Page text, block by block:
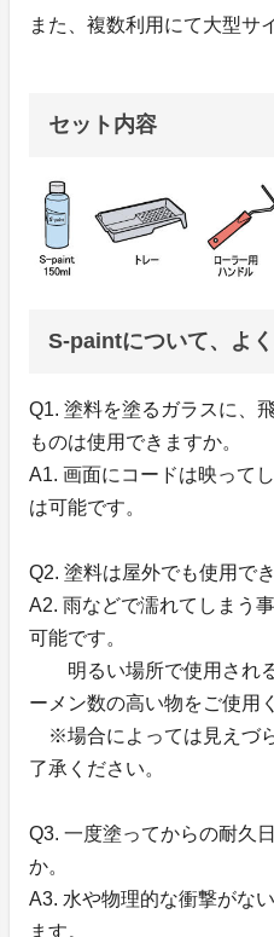
また、複数利用にて大型サ
セット内容
S-paintについて、よ
Q1. 塗料を塗るガラスに、
ものは使用できますか。
A1. 画面にコードは映って
は可能です。
Q2. 塗料は屋外でも使用でき
A2. 雨などで濡れてしまう
可能です。
明るい場所で使用される
ーメン数の高い物をご使用
※場合によっては見えづ
了承ください。
Q3. 一度塗ってからの耐久
か。
A3. 水や物理的な衝撃がな
ます。